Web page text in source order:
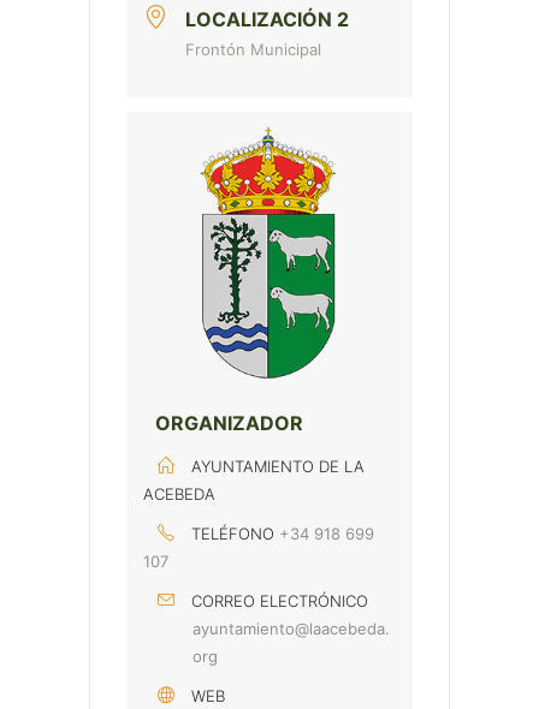
LOCALIZACIÓN 2
Frontón Municipal
ORGANIZADOR
AYUNTAMIENTO DE LA
ACEBEDA
TELÉFONO +34 918 699
107
CORREO ELECTRÓNICO
ayuntamiento@laacebeda.
org
WEB